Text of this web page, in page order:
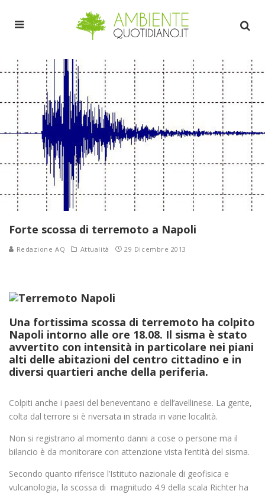
Forte scossa di terremoto a Napoli
Redazione AQ Attualità 29 Dicembre 2013
Una fortissima scossa di terremoto ha colpito
Napoli intorno alle ore 18.08. Il sisma è stato
avvertito con intensità in particolare nei piani
alti delle abitazioni del centro cittadino e in
diversi quartieri anche della periferia.
Colpiti anche i paesi del beneventano e dell’avellinese. La gente,
colta dal terrore si è riversata in strada in varie località.
Non si registrano al momento danni a cose o persone ma il
bilancio è da monitorare con attenzione vista l’entità del sisma.
Secondo quanto riferisce l’Istituto nazionale di geofisica e
vulcanologia, la scossa di magnitudo 4.9 della scala Richter ha